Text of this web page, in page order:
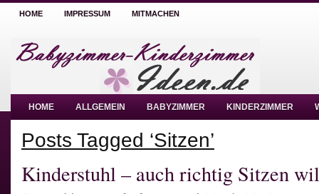
HOME IMPRESSUM MITMACHEN
HOME ALLGEMEIN BABYZIMMER KINDERZIMMER
Posts Tagged ‘Sitzen’
Kinderstuhl – auch richtig Sitzen